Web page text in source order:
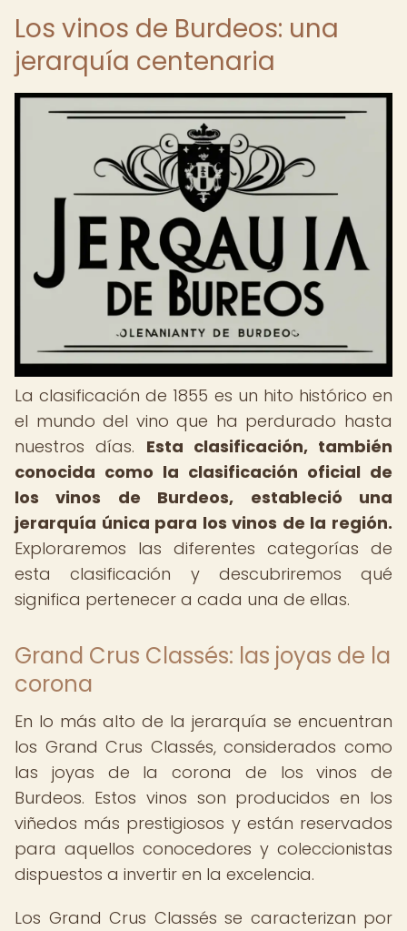
Los vinos de Burdeos: una
jerarquía centenaria
La clasificación de 1855 es un hito histórico en
el mundo del vino que ha perdurado hasta
nuestros días. Esta clasificación, también
conocida como la clasificación oficial de
los vinos de Burdeos, estableció una
jerarquía única para los vinos de la región.
Exploraremos las diferentes categorías de
esta clasificación y descubriremos qué
significa pertenecer a cada una de ellas.
Grand Crus Classés: las joyas de la
corona
En lo más alto de la jerarquía se encuentran
los Grand Crus Classés, considerados como
las joyas de la corona de los vinos de
Burdeos. Estos vinos son producidos en los
viñedos más prestigiosos y están reservados
para aquellos conocedores y coleccionistas
dispuestos a invertir en la excelencia.
Los Grand Crus Classés se caracterizan por